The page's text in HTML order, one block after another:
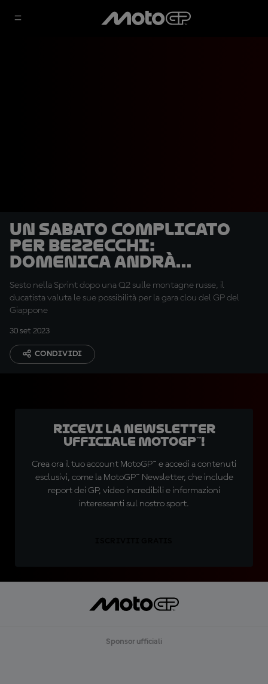
Un sabato complicato
per Bezzecchi:
domenica andrà
meglio?
Sesto nella Sprint dopo una Q2 sulle montagne russe, il
ducatista valuta le sue possibilità per la gara clou del GP del
Giappone
30 set 2023
CONDIVIDI
Ricevi la newsletter
ufficiale MotoGP™!
Crea ora il tuo account MotoGP™ e accedi a contenuti
esclusivi, come la MotoGP™ Newsletter, che include
report dei GP, video incredibili e informazioni
interessanti sul nostro sport.
Sponsor ufficiali